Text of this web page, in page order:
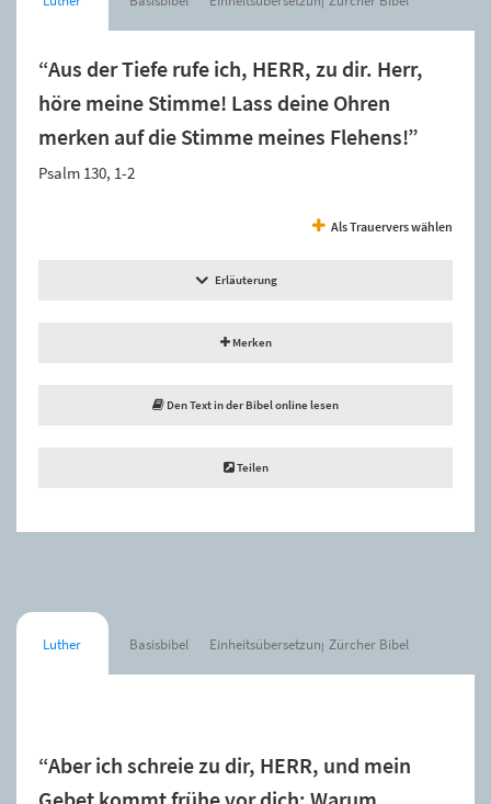
“Aus der Tiefe rufe ich, HERR, zu dir. Herr,
höre meine Stimme! Lass deine Ohren
merken auf die Stimme meines Flehens!”
Psalm 130, 1-2
Als Trauervers wählen
Erläuterung
Merken
Den Text in der Bibel online lesen
Teilen
Luther Basisbibel Einheitsübersetzung Zürcher Bibel
“Aber ich schreie zu dir, HERR, und mein